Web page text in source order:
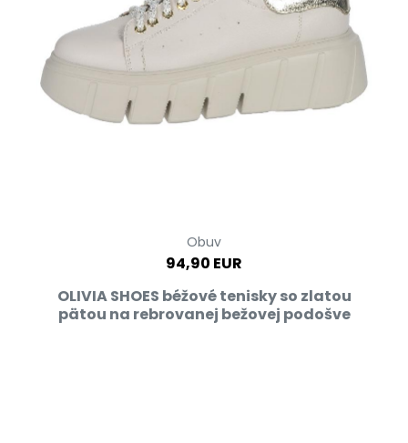
Obuv
94,90 EUR
OLIVIA SHOES béžové tenisky so zlatou
pätou na rebrovanej bežovej podošve